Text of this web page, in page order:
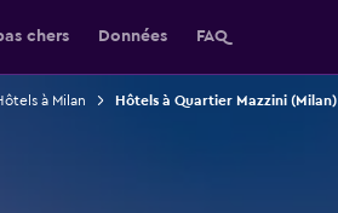
chers Données FAQ
à Milan Hôtels à Quartier Mazzini (Milan)